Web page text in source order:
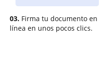
03. Firma tu documento en
línea en unos pocos clics.